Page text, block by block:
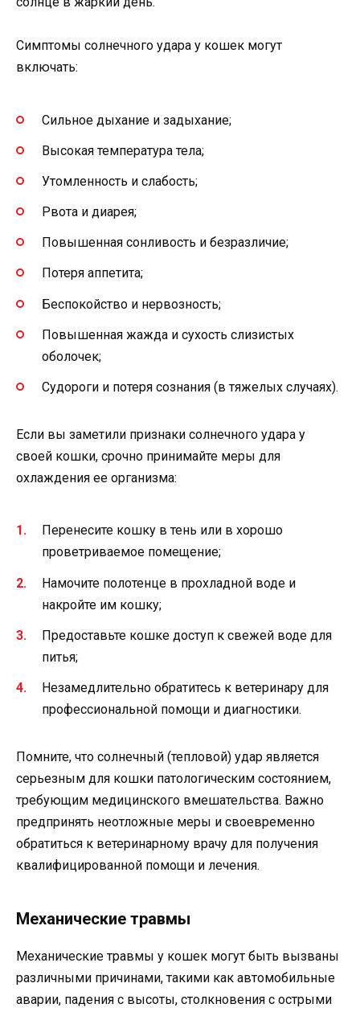
Симптомы солнечного удара у кошек могут
включать:
Сильное дыхание и задыхание;
Высокая температура тела;
Утомленность и слабость;
Рвота и диарея;
Повышенная сонливость и безразличие;
Потеря аппетита;
Беспокойство и нервозность;
Повышенная жажда и сухость слизистых
оболочек;
Судороги и потеря сознания (в тяжелых случаях).
Если вы заметили признаки солнечного удара у
своей кошки, срочно принимайте меры для
охлаждения ее организма:
Перенесите кошку в тень или в хорошо
проветриваемое помещение;
Намочите полотенце в прохладной воде и
накройте им кошку;
Предоставьте кошке доступ к свежей воде для
питья;
Незамедлительно обратитесь к ветеринару для
профессиональной помощи и диагностики.
Помните, что солнечный (тепловой) удар является
серьезным для кошки патологическим состоянием,
требующим медицинского вмешательства. Важно
предпринять неотложные меры и своевременно
обратиться к ветеринарному врачу для получения
квалифицированной помощи и лечения.
Механические травмы
Механические травмы у кошек могут быть вызваны
различными причинами, такими как автомобильные
аварии, падения с высоты, столкновения с острыми